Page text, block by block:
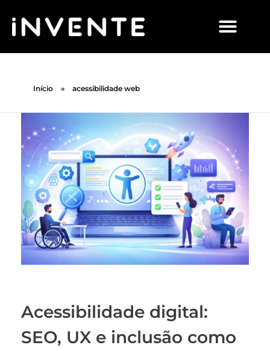
Início » acessibilidade web
Acessibilidade digital:
SEO, UX e inclusão como